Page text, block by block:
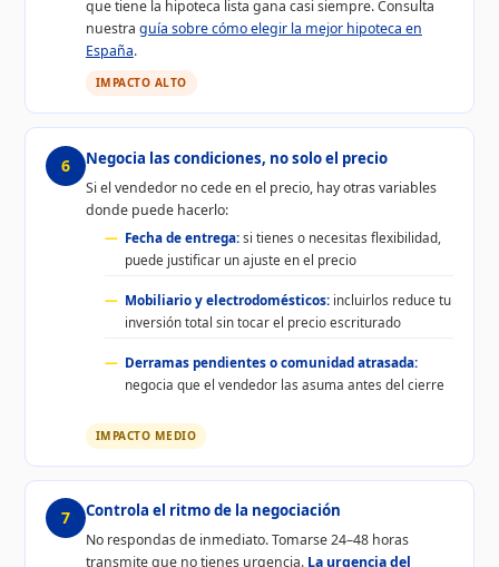
que tiene la hipoteca lista gana casi siempre. Consulta
nuestra guía sobre cómo elegir la mejor hipoteca en
España.
IMPACTO ALTO
6 Negocia las condiciones, no solo el precio
Si el vendedor no cede en el precio, hay otras variables
donde puede hacerlo:
Fecha de entrega:si tienes o necesitas flexibilidad,
puede justificar un ajuste en el precio
Mobiliario y electrodomésticos: incluirlos reduce tu
inversión total sin tocar el precio escriturado
Derramas pendientes o comunidad atrasada:
negocia que el vendedor las asuma antes del cierre
IMPACTO MEDIO
7 Controla el ritmo de la negociación
No respondas de inmediato. Tomarse 24–48 horas
transmite que no tienes urgencia. La urgencia del